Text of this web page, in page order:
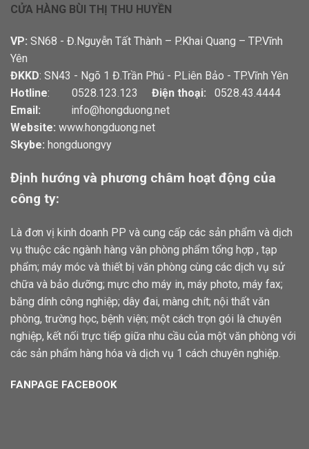
CỬA HÀNG BÙI THỊ THU HUYỀN
VP: SN68 - Đ.Nguyễn Tất Thành – P.Khai Quang – TP.Vĩnh
Yên
ĐKKD: SN43 - Ngõ 1 Đ.Trần Phú - P.Liên Bảo - TP.Vĩnh Yên
Hotline: 0528.123.123 Điện thoại: 0528.43.4444
Email:
info@hongduong.net
Website: www.hongduong.net
Skybe: hongduongvy
Định hướng và phương châm hoạt động của
công ty:
Là đơn vị kinh doanh PP và cung cấp các sản phẩm và dịch
vụ thuộc các ngành hàng văn phòng phẩm tổng hợp , tạp
phẩm; máy móc và thiết bị văn phòng cùng các dịch vụ sử
chữa và bảo dưỡng; mực cho máy in, máy photo, máy fax;
băng dính công nghiệp; dây đai, màng chít; nội thất văn
phòng, trường học, bệnh viện; một cách trọn gói là chuyên
nghiệp, kết nối trực tiếp giữa nhu cầu của một văn phòng với
các sản phẩm hàng hóa và dịch vụ 1 cách chuyên nghiệp.
FANPAGE FACEBOOK